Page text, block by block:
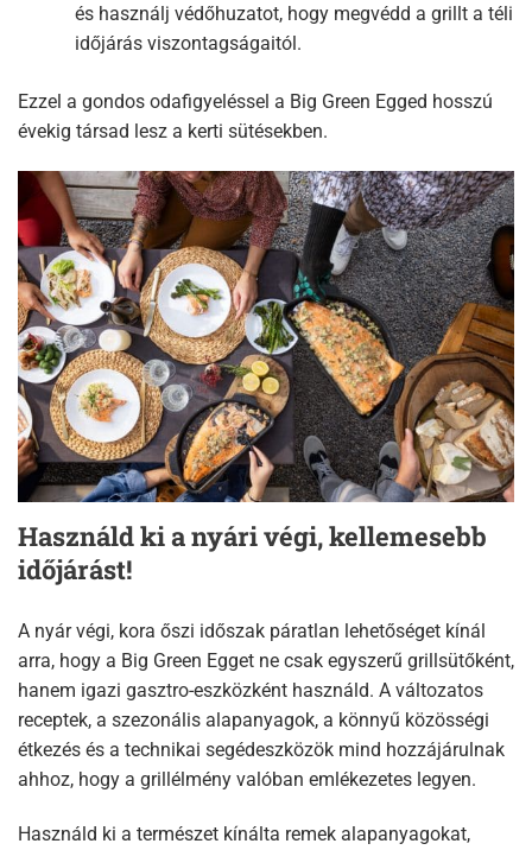
és használj védőhuzatot, hogy megvédd a grillt a téli
időjárás viszontagságaitól.
Ezzel a gondos odafigyeléssel a Big Green Egged hosszú
évekig társad lesz a kerti sütésekben.
Használd ki a nyári végi, kellemesebb
időjárást!
A nyár végi, kora őszi időszak páratlan lehetőséget kínál
arra, hogy a Big Green Egget ne csak egyszerű grillsütőként,
hanem igazi gasztro-eszközként használd. A változatos
receptek, a szezonális alapanyagok, a könnyű közösségi
étkezés és a technikai segédeszközök mind hozzájárulnak
ahhoz, hogy a grillélmény valóban emlékezetes legyen.
Használd ki a természet kínálta remek alapanyagokat,